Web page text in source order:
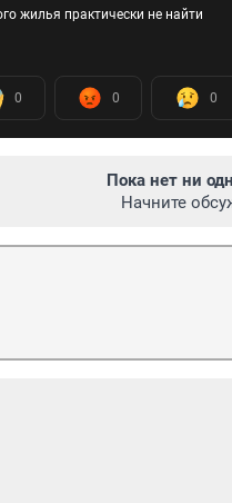
жилья практически не найти
0 0 0
Пока нет ни
Начните